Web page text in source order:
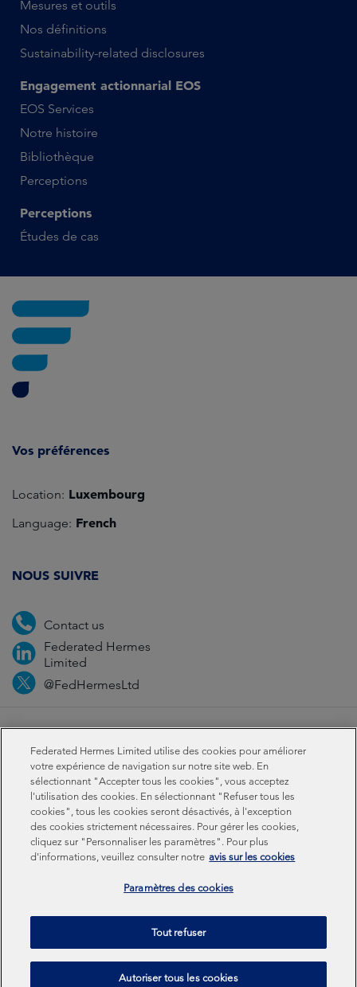
Mesures et outils
Nos définitions
Sustainability-related disclosures
Engagement actionnarial EOS
EOS Services
Notre histoire
Bibliothèque
Perceptions
Perceptions
Études de cas
Vos préférences
Location: Luxembourg
Language: French
NOUS SUIVRE
Contact us
Federated Hermes
Limited
@FedHermesLtd
Cookies Modern slavery statement
Sustainability-related disclosures
Federated Hermes Limited: Registered in England & Wales
No 01661776. Registered office – Sixth Floor, 150
Cheapside, London EC2V 6ET.
Federated Hermes Limited is owned by Federated
Hermes, Inc © Copyright Federated Hermes Limited 2026 |
ISO 14001 Accredited
Federated Hermes Limited utilise des cookies pour améliorer
votre expérience de navigation sur notre site web. En
sélectionnant "Accepter tous les cookies", vous acceptez
l'utilisation des cookies. En sélectionnant "Refuser tous les
cookies", tous les cookies seront désactivés, à l'exception
des cookies strictement nécessaires. Pour gérer les cookies,
cliquez sur "Personnaliser les paramètres". Pour plus
d'informations, veuillez consulter notre avis sur les cookies
Paramètres des cookies
Tout refuser
Autoriser tous les cookies